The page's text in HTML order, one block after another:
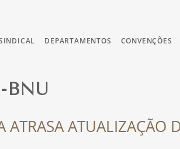
DEPARTAMENTOS CONVENÇÕES
BNU
ATRASA ATUALIZAÇÃO